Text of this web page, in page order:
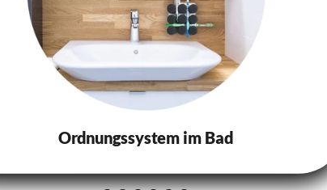
Ordnungssystem im Bad